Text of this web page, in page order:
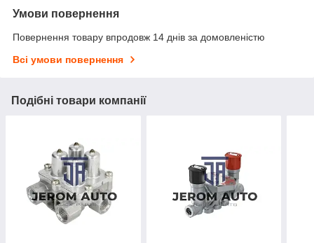
Умови повернення
Повернення товару впродовж 14 днів за домовленістю
Всі умови повернення
Подібні товари компанії